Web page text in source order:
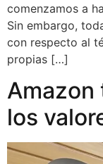
comenzamos a
Sin embargo,
con respecto al
propias […]
Amazon
los